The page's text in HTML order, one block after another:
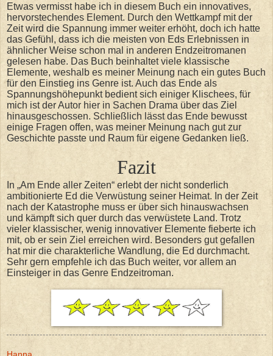
Etwas vermisst habe ich in diesem Buch ein innovatives,
hervorstechendes Element. Durch den Wettkampf mit der
Zeit wird die Spannung immer weiter erhöht, doch ich hatte
das Gefühl, dass ich die meisten von Eds Erlebnissen in
ähnlicher Weise schon mal in anderen Endzeitromanen
gelesen habe. Das Buch beinhaltet viele klassische
Elemente, weshalb es meiner Meinung nach ein gutes Buch
für den Einstieg ins Genre ist. Auch das Ende als
Spannungshöhepunkt bedient sich einiger Klischees, für
mich ist der Autor hier in Sachen Drama über das Ziel
hinausgeschossen. Schließlich lässt das Ende bewusst
einige Fragen offen, was meiner Meinung nach gut zur
Geschichte passte und Raum für eigene Gedanken ließ.
Fazit
In „Am Ende aller Zeiten“ erlebt der nicht sonderlich
ambitionierte Ed die Verwüstung seiner Heimat. In der Zeit
nach der Katastrophe muss er über sich hinauswachsen
und kämpft sich quer durch das verwüstete Land. Trotz
vieler klassischer, wenig innovativer Elemente fieberte ich
mit, ob er sein Ziel erreichen wird. Besonders gut gefallen
hat mir die charakterliche Wandlung, die Ed durchmacht.
Sehr gern empfehle ich das Buch weiter, vor allem an
Einsteiger in das Genre Endzeitroman.
Hanna